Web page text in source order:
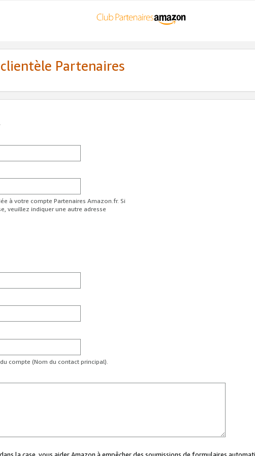
Partenaires
à votre compte Partenaires Amazon.fr. Si
veuillez indiquer une autre adresse
compte (Nom du contact principal).